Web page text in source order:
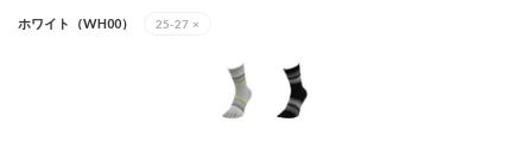
ホワイト（WH00） 25-27 ×